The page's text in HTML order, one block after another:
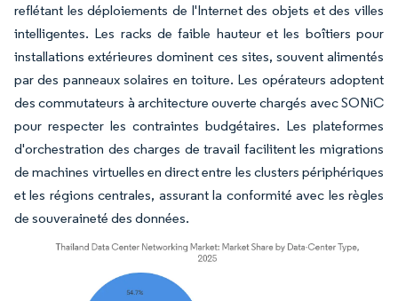
reflétant les déploiements de l'Internet des objets et des villes
intelligentes. Les racks de faible hauteur et les boîtiers pour
installations extérieures dominent ces sites, souvent alimentés
par des panneaux solaires en toiture. Les opérateurs adoptent
des commutateurs à architecture ouverte chargés avec SONiC
pour respecter les contraintes budgétaires. Les plateformes
d'orchestration des charges de travail facilitent les migrations
de machines virtuelles en direct entre les clusters périphériques
et les régions centrales, assurant la conformité avec les règles
de souveraineté des données.